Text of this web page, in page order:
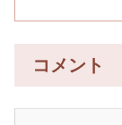
コメント